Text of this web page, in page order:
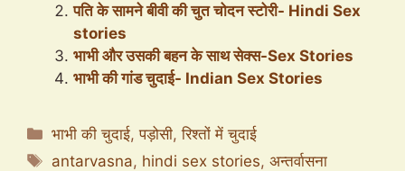
पति के सामने बीवी की चुत चोदन स्टोरी- Hindi Sex
stories
भाभी और उसकी बहन के साथ सेक्स-Sex Stories
भाभी की गांड चुदाई- Indian Sex Stories
Categories
भाभी की चुदाई,पड़ोसी,रिश्तों में चुदाई
Tags
antarvasna, hindi sex stories,अन्तर्वासना